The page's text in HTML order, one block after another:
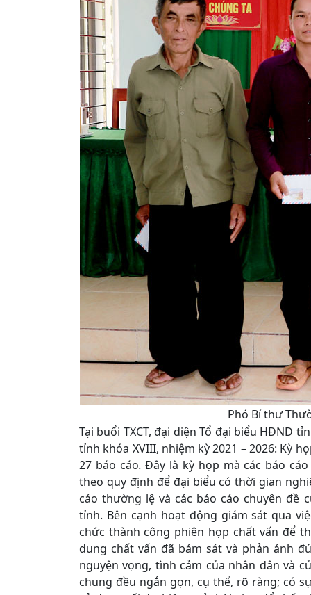
Phó Bí thư
Tại buổi TXCT, đại diện Tổ đại biểu HĐND
tỉnh khóa XVIII, nhiệm kỳ 2021 – 2026: Kỳ
27 báo cáo. Đây là kỳ họp mà các báo
theo quy định để đại biểu có thời gian
cáo thường lệ và các báo cáo chuyên đề
tỉnh. Bên cạnh hoạt động giám sát qua
chức thành công phiên họp chất vấn để
dung chất vấn đã bám sát và phản ánh
nguyện vọng, tình cảm của nhân dân và
chung đều ngắn gọn, cụ thể, rõ ràng; có